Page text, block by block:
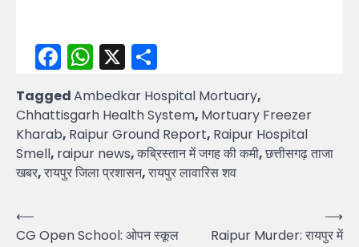
Facebook
WhatsApp
X
TaggedAmbedkar Hospital Mortuary,
Chhattisgarh Health System, Mortuary Freezer
Kharab, Raipur Ground Report, Raipur Hospital
Smell, raipur news,कब्रिस्तान में जगह की कमी,छत्तीसगढ़ ताजा
खबर,रायपुर जिला प्रशासन,रायपुर लावारिस शव
Post
⟵
CG Open School: ओपन स्कूल
Raipur Murder: रायपुर में
⟶